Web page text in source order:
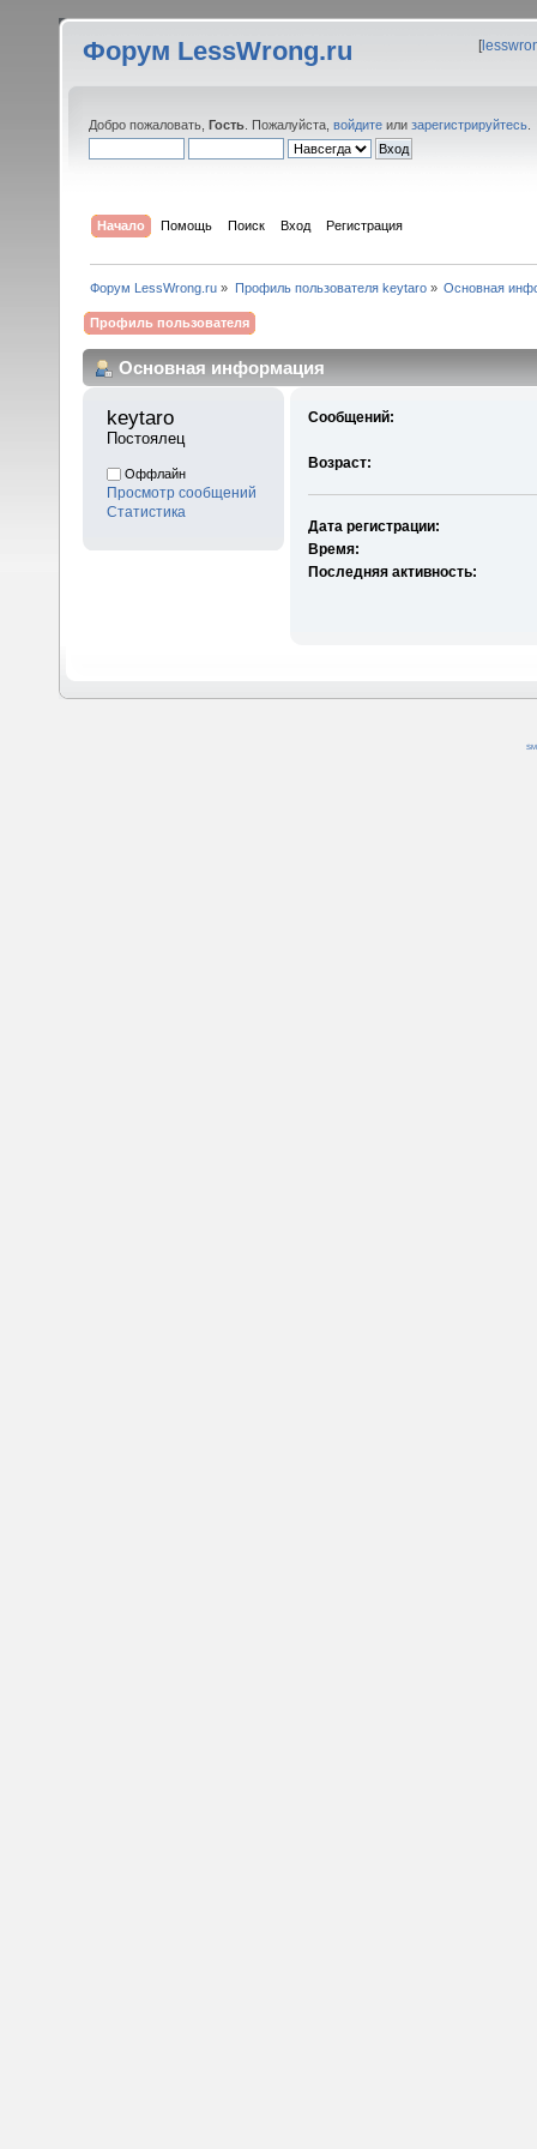
Форум LessWrong.ru [
Добро пожаловать, Гость . Пожалуйста, войдите или зарегистрируйтесь
Начало Помощь Поиск Вход Регистрация
Форум LessWrong.ru » Профиль пользователя keytaro» Основная
Профиль пользователя
Основная информация
keytaro
Постоялец
Оффлайн
Просмотр сообщений
Статистика
Сообщений:
Возраст:
Дата регистрации:
Время:
Последняя активность: